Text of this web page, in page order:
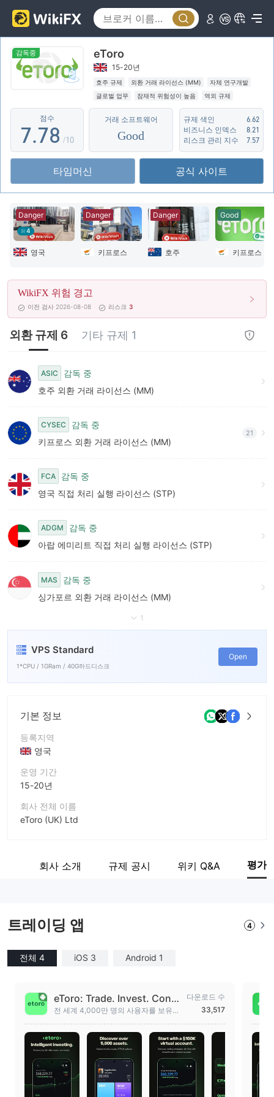
감독중 eToro
15-20년
호주 규제 외환 거래 라이선스 (MM)
자체 연구개발
글로벌 업무
잠재적 위험성이 높음 역외 규제
점수
2
3
4
5
6
7
8
9
.
2
3
4
5
6
7
8
9
3
4
5
6
7
8
9
/10
거래 소프트웨어
Good
규제 색인
6.62
비즈니스 인덱스
8.21
리스크 관리 지수
7.57
타임머신 공식 사이트
4
Danger
영국
Danger
키프로스
Danger
호주
Good
키프로스
WikiFX 위험 경고
이전 검사 2026-08-08 리스크 3
외환 규제 6 기타 규제 1
ASIC
감독 중
호주 외환 거래 라이선스 (MM)
CYSEC
감독 중
키프로스 외환 거래 라이선스 (MM)
21
FCA
감독 중
영국 직접 처리 실행 라이선스 (STP)
ADGM
감독 중
아랍 에미리트 직접 처리 실행 라이선스 (STP)
MAS
감독 중
싱가포르 외환 거래 라이선스 (MM)
1
VPS Standard
1*CPU / 1GRam / 40G하드디스크
Open
기본 정보
등록지역
영국
운영 기간
15-20년
회사 전체 이름
eToro (UK) Ltd
기업 직원
회사 소개 규제 공시 위키 Q&A 평가
트레이딩 앱 4
전체 4 iOS 3 Android 1
eToro: Trade. Invest. Conne
ct.
전 세계 4,000만 명의 사용자를 보유한
래 및 투자하세요.
다운로드 수
33,517